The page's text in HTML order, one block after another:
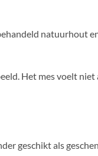
natuurhout
Het mes voelt niet
geschikt als